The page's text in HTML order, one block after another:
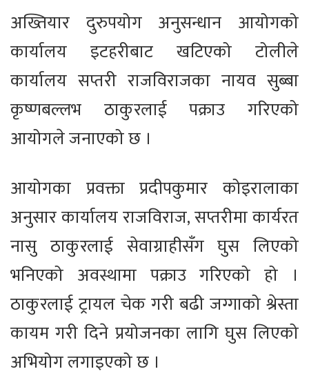
अख्तियार दुरुपयोग अनुसन्धान आयोगको
कार्यालय इटहरीबाट खटिएको टोलीले
कार्यालय सप्तरी राजविराजका नायव सुब्बा
कृष्णबल्लभ ठाकुरलाई पक्राउ गरिएको
आयोगले जनाएको छ ।
आयोगका प्रवक्ता प्रदीपकुमार कोइरालाका
अनुसार कार्यालय राजविराज, सप्तरीमा कार्यरत
नासु ठाकुरलाई सेवाग्राहीसँग घुस लिएको
भनिएको अवस्थामा पक्राउ गरिएको हो ।
ठाकुरलाई ट्रायल चेक गरी बढी जग्गाको श्रेस्ता
कायम गरी दिने प्रयोजनका लागि घुस लिएको
अभियोग लगाइएको छ ।